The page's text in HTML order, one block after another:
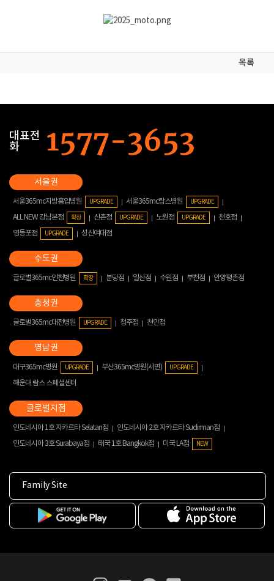
목록
대표전
화
서울365mc지방흡입병원 UPGRADE 서울365mc람스병원 UPGRADE
ALL NEW 강남본점 확장 신촌점 UPGRADE 노원점 UPGRADE
천호점
영등포점
UPGRADE 성신여대점
글로벌365mc인천병원 확장 분당점 일산점 수원점 부천점 안양평촌점
글로벌365mc대전병원 UPGRADE 청주점 천안점
대구365mc병원 UPGRADE 부산365mc병원(서면) UPGRADE
해운대 람스 스페셜센터
인도네시아 1호 자카르타 Selatan점
인도네시아 2호 자카르타 Sudirman점
인도네시아 3호 Surabaya점
태국 1호 Bangkok점 미국 LA점 NEW
Family Site